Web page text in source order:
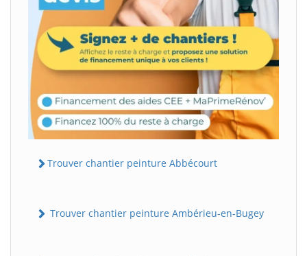
Trouver chantier peinture Abbécourt
Trouver chantier peinture Ambérieu-en-Bugey